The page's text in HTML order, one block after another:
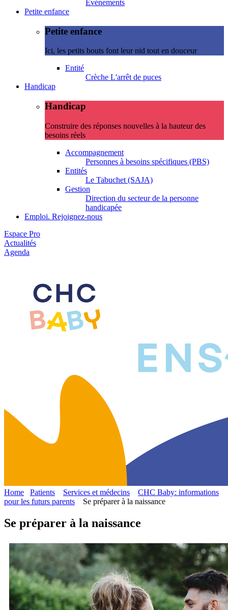
Evénements
Petite enfance
Petite enfance
Ici, les petits bouts font leur nid tout en douceur
Entité
Crèche L'arrêt de puces
Handicap
Handicap
Construire des réponses nouvelles à la hauteur des
besoins réels
Accompagnement
Personnes à besoins spécifiques (PBS)
Entités
Le Tabuchet (SAJA)
Gestion
Direction du secteur de la personne
handicapée
Emploi. Rejoignez-nous
Espace Pro
Actualités
Agenda
Home Patients Services et médecins
CHC Baby: informations
pour les futurs parents
Se préparer à la naissance
Se préparer à la naissance